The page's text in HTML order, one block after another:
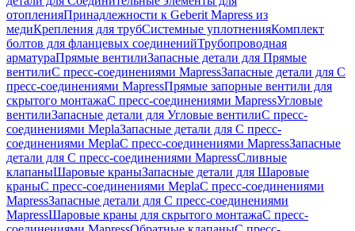
отопленияПринадлежности к Geberit Mapress из
медиКрепления для трубСистемные уплотненияКомплект
болтов для фланцевых соединенийТрубопроводная
арматураПрямые вентилиЗапасные детали для Прямые
вентилиС пресс-соединениями MapressЗапасные детали для С
пресс-соединениями MapressПрямые запорные вентили для
скрытого монтажаС пресс-соединениями MapressУгловые
вентилиЗапасные детали для Угловые вентилиС пресс-
соединениями MeplaЗапасные детали для С пресс-
соединениями MeplaС пресс-соединениями MapressЗапасные
детали для С пресс-соединениями MapressСливные
клапаныШаровые краныЗапасные детали для Шаровые
краныС пресс-соединениями MeplaС пресс-соединениями
MapressЗапасные детали для С пресс-соединениями
MapressШаровые краны для скрытого монтажаС пресс-